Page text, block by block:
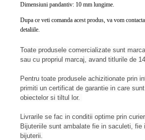
Dimensiuni pandantiv: 10 mm lungime.
Dupa ce veti comanda acest produs, va vom
detaliile.
Toate produsele comercializate sunt
sau cu propriul marcaj, avand titlurile de
Pentru toate produsele achizitionate prin
primiti un certificat de garantie in care
obiectelor si tiltul lor.
Livrarile se fac in conditii optime prin
Bijuteriile sunt ambalate fie in saculeti, fie
bijuterii.